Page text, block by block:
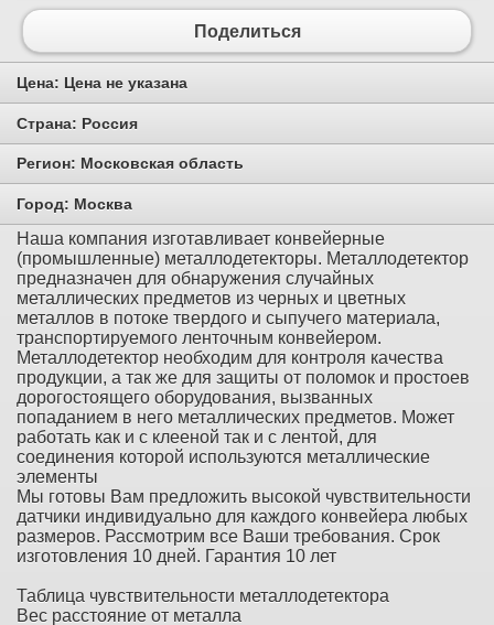
Поделиться
Цена: Цена не указана
Страна: Россия
Регион: Московская область
Город: Москва
Наша компания изготавливает конвейерные
(промышленные) металлодетекторы. Металлодетектор
предназначен для обнаружения случайных
металлических предметов из черных и цветных
металлов в потоке твердого и сыпучего материала,
транспортируемого ленточным конвейером.
Металлодетектор необходим для контроля качества
продукции, а так же для защиты от поломок и простоев
дорогостоящего оборудования, вызванных
попаданием в него металлических предметов. Может
работать как и с клееной так и с лентой, для
соединения которой используются металлические
элементы
Мы готовы Вам предложить высокой чувствительности
датчики индивидуально для каждого конвейера любых
размеров. Рассмотрим все Ваши требования. Срок
изготовления 10 дней. Гарантия 10 лет
Таблица чувствительности металлодетектора
Вес расстояние от металла